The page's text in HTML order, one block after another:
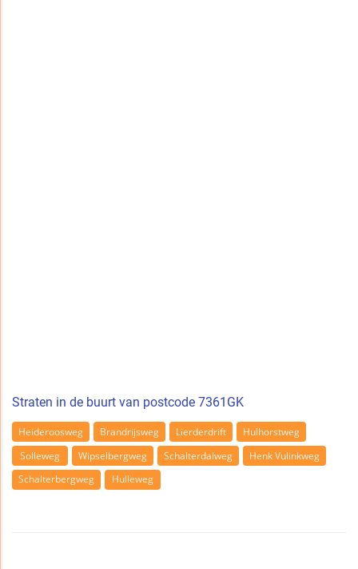
Straten in de buurt van postcode 7361GK
Heideroosweg Brandrijsweg Lierderdrift
Hulhorstweg
Solleweg
Wipselbergweg Schalterdalweg
Henk Vulinkweg
Schalterbergweg
Hulleweg